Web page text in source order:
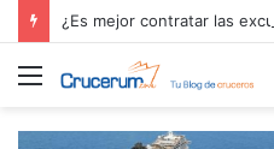
Menú